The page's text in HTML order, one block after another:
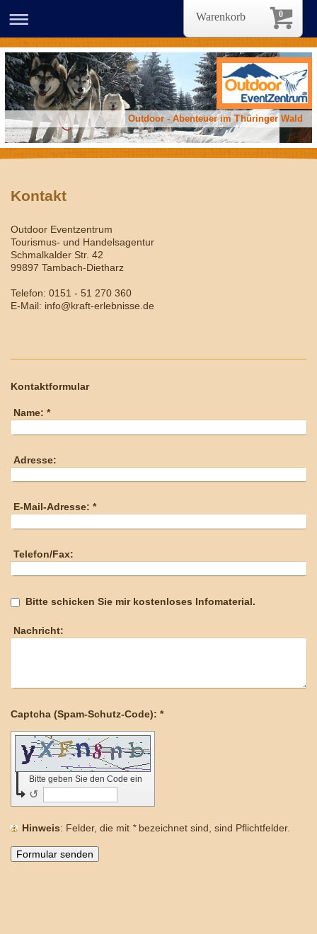
Outdoor - Abenteuer im Thüringer Wald
Kontakt
Outdoor Eventzentrum
Tourismus- und Handelsagentur
Schmalkalder Str. 42
99897 Tambach-Dietharz
Telefon: 0151 - 51 270 360
E-Mail: info@kraft-erlebnisse.de
Kontaktformular
Name: *
Adresse:
E-Mail-Adresse: *
Telefon/Fax:
Bitte schicken Sie mir kostenloses Infomaterial.
Nachricht:
Captcha (Spam-Schutz-Code): *
Bitte geben Sie den Code ein
↺
Hinweis : Felder, die mit *bezeichnet sind, sind Pflichtfelder.
0
Warenkorb